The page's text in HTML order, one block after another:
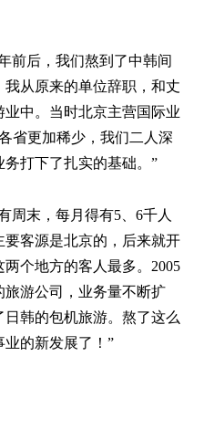
前后，我们熬到了中韩间
从原来的单位辞职，和丈
中。当时北京主营国际业
省更加稀少，我们二人深
打下了扎实的基础。”
周末，每月得有5、6千人
客源是北京的，后来就开
个地方的客人最多。2005
游公司，业务量不断扩
韩的包机旅游。熬了这么
的新发展了！”